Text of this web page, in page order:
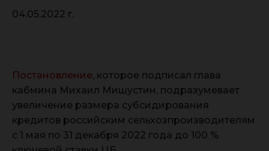
04.05.2022 г.
Постановление, которое подписал глава
кабмина Михаил Мишустин, подразумевает
увеличение размера субсидирования
кредитов российским сельхозпроизводителям
с 1 мая по 31 декабря 2022 года до 100 %